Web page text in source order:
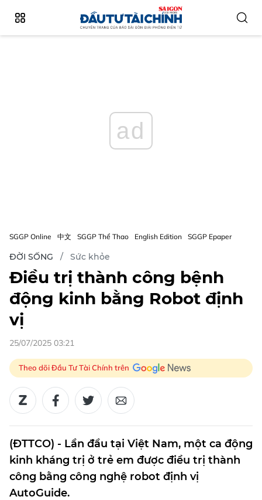
ad
SGGP Online 中文 SGGP Thể Thao English Edition SGGP Epaper
ĐỜI SỐNG Sức khỏe
Điều trị thành công bệnh
động kinh bằng Robot định
vị
25/07/2025 03:21
Theo dõi Đầu Tư Tài Chính trên
(ĐTTCO) - Lần đầu tại Việt Nam, một ca động
kinh kháng trị ở trẻ em được điều trị thành
công bằng công nghệ robot định vị
AutoGuide.